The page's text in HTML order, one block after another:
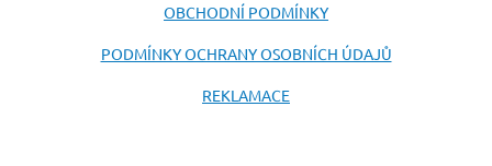
OBCHODNÍ PODMÍNKY
PODMÍNKY OCHRANY OSOBNÍCH ÚDAJŮ
REKLAMACE